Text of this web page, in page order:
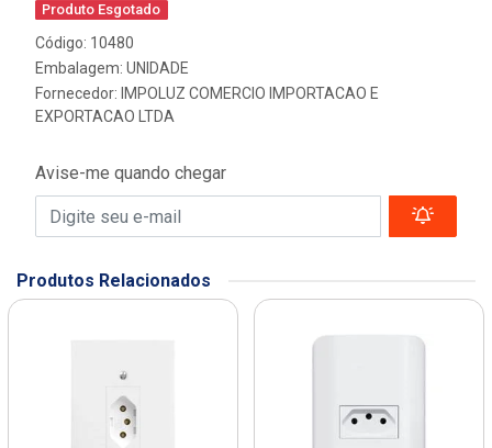
Produto Esgotado
Código: 10480
Embalagem: UNIDADE
Fornecedor: IMPOLUZ COMERCIO IMPORTACAO E
EXPORTACAO LTDA
Avise-me quando chegar
Produtos Relacionados